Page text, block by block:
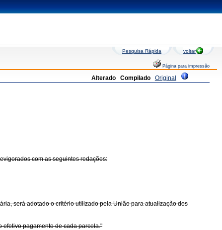
Pesquisa Rápida voltar
Página para impressão
Alterado Compilado Original
com as seguintes redações:
será adotado o critério utilizado pela União para atualização dos
efetivo pagamento de cada parcela."